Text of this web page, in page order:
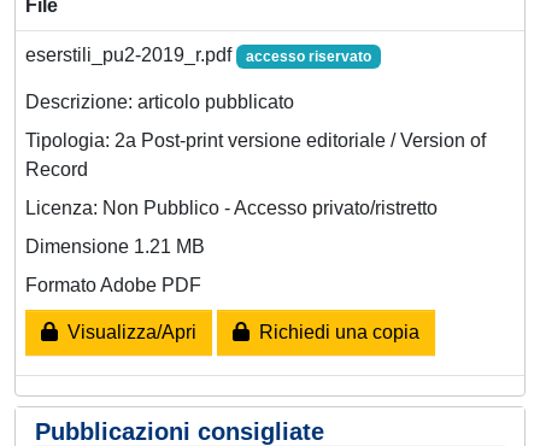
File
eserstili_pu2-2019_r.pdf accesso riservato
Descrizione: articolo pubblicato
Tipologia: 2a Post-print versione editoriale / Version of
Record
Licenza: Non Pubblico - Accesso privato/ristretto
Dimensione 1.21 MB
Formato Adobe PDF
Visualizza/Apri Richiedi una copia
Pubblicazioni consigliate